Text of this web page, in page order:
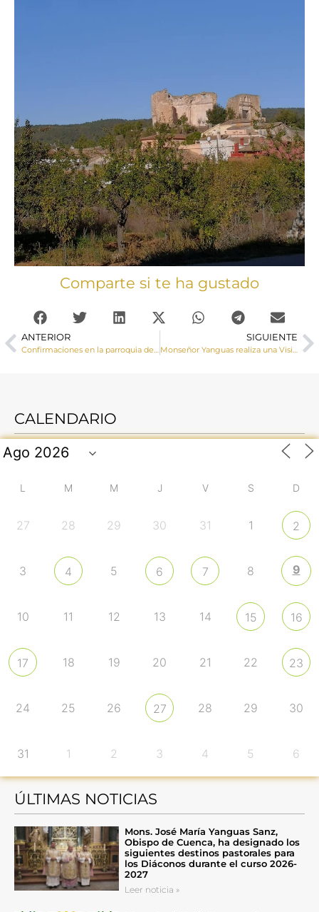
Comparte si te ha gustado
ANTERIOR
Confirmaciones en la parroquia de San Román (Cuenca)
SIGUIENTE
Monseñor Yanguas realiza una Visita Pastoral a Arcos y Portilla
CALENDARIO
L M M J V S D
27 28 29 30 31 1 2
3 4 5 6 7 8 9
10 11 12 13 14 15 16
17 18 19 20 21 22 23
24 25 26 27 28 29 30
31 1 2 3 4 5 6
ÚLTIMAS NOTICIAS
Mons. José María Yanguas Sanz,
Obispo de Cuenca, ha designado los
siguientes destinos pastorales para
los Diáconos durante el curso 2026-
2027
Leer noticia »